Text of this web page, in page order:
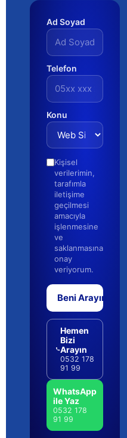
Ad Soyad
Telefon
Konu
Kişisel
verilerimin,
tarafımla
iletişime
geçilmesi
amacıyla
işlenmesine
ve
saklanmasına
onay
veriyorum.
Beni Arayın
Hemen
Bizi
Arayın
0532 178
91 99
WhatsApp
ile Yaz
0532 178
91 99